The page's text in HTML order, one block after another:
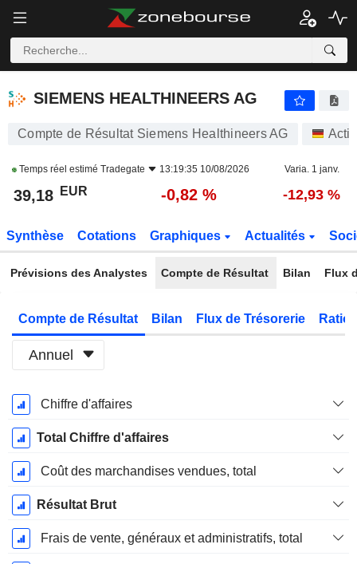
SIEMENS HEALTHINEERS AG
SIEMENS HEALTHINEERS AG
Compte de Résultat Siemens Healthineers AG
Temps réel estimé Tradegate 13:19:35 10/08/2026 Varia. 1 janv.
39,18 EUR -0,82 % -12,93 %
Synthèse Cotations Graphiques Actualités
Prévisions des Analystes Compte de Résultat Bilan Flux
Compte de Résultat Bilan Flux de Trésorerie
Annuel
Période
Fiscale:
Septembre
Chiffre d'affaires
Total Chiffre d'affaires
Coût des marchandises vendues, total
Résultat Brut
Frais de vente, généraux et administratifs, total